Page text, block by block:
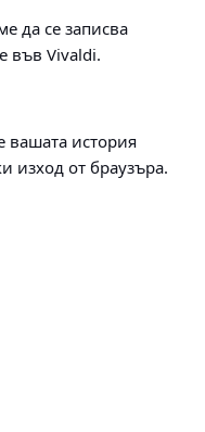
да се записва
във Vivaldi.
вашата история
изход от браузъра.